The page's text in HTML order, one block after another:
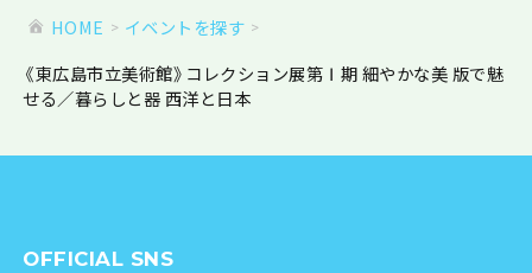
HOME
イベントを探す
《東広島市立美術館》コレクション展第Ⅰ期 細やかな美 版で魅
せる／暮らしと器 西洋と日本
OFFICIAL SNS